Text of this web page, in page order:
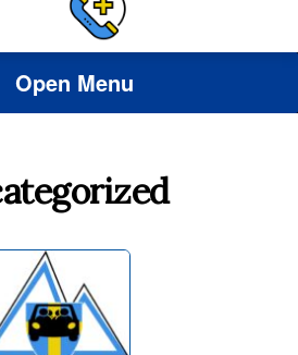
Open Menu